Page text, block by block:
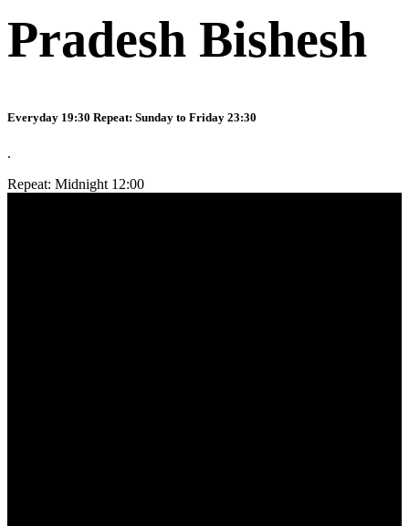
Pradesh Bishesh
Everyday 19:30 Repeat: Sunday to Friday 23:30
.
Repeat: Midnight 12:00